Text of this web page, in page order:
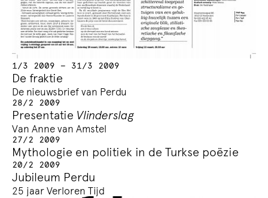
1/3 2009 — 31/3 2009
De fraktie
De nieuwsbrief van Perdu
28/2 2009
Presentatie Vlinderslag
Van Anne van Amstel
27/2 2009
Mythologie en politiek in de Turkse poëzie
20/2 2009
Jubileum Perdu
25 jaar Verloren Tijd